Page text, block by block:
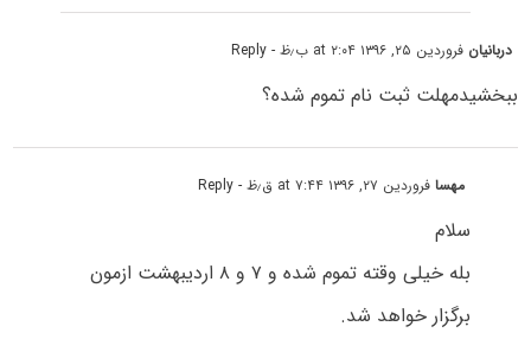
دربانیان فروردین ۲۵, ۱۳۹۶ at ۲:۰۴ ب٫ظ - Reply
ببخشیدمهلت ثبت نام تموم شده؟
مهسافروردین ۲۷, ۱۳۹۶ at ۷:۴۴ ق٫ظ - Reply
سلام
بله خیلی وقته تموم شده و ۷ و ۸ اردیبهشت ازمون
برگزار خواهد شد.